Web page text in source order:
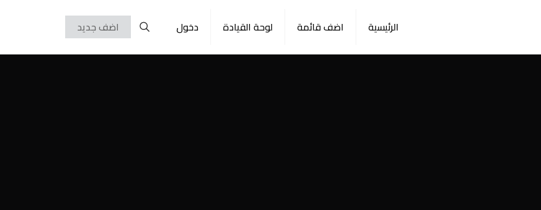
الرئيسية اضف قائمة لوحة القيادة دخول اضف جديد